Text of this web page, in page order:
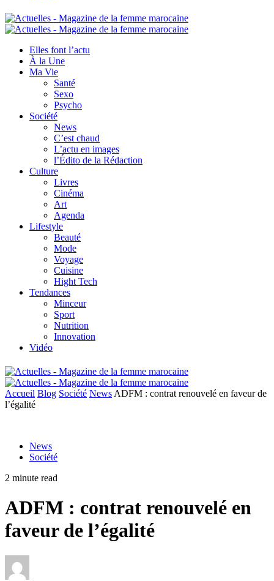
Elles font l’actu
À la Une
Ma Vie
Santé
Sexo
Psycho
Société
News
C’est chaud
L’actu en images
l’Édito de la Rédaction
Culture
Livres
Cinéma
Art
Agenda
Lifestyle
Beauté
Mode
Voyage
Cuisine
Hight Tech
Tendances
Minceur
Sport
Nutrition
Innovation
Vidéo
Accueil Blog Société News ADFM : contrat renouvelé en faveur de
l’égalité
News
Société
2 minute read
ADFM : contrat renouvelé en
faveur de l’égalité